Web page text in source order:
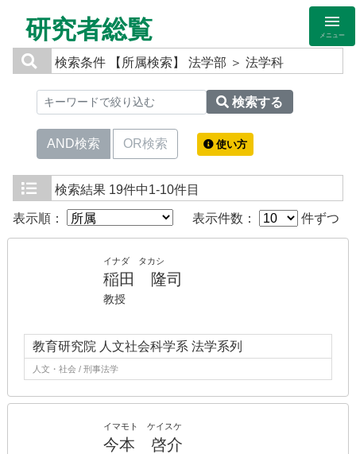
研究者総覧 メニュー
検索条件 【所属検索】 法学部 ＞ 法学科
検索する
AND検索 OR検索 使い方
検索結果 19件中1-10件目
表示順： 表示件数： 件ずつ
イナダ タカシ
稲田 隆司
教授
教育研究院 人文社会科学系 法学系列
人文・社会 / 刑事法学
イマモト ケイスケ
今本 啓介